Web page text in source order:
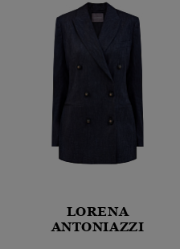
LORENA
ANTONIAZZI